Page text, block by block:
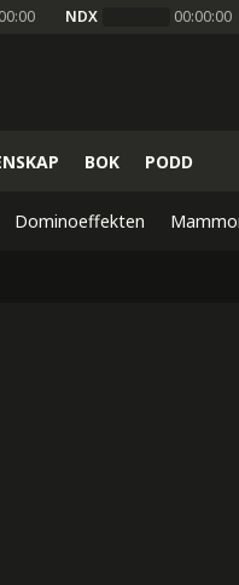
NDX 00:00:00
BOK PODD
Dominoeffekten